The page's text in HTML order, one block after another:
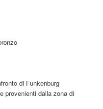
di Funkenburg
provenienti dalla zona di